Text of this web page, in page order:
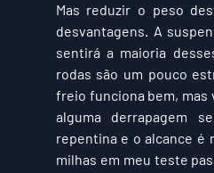
Mas reduzir o peso
desvantagens. A
sentirá a maioria
rodas são um pouco
freio funciona bem, mas
alguma derrapagem
repentina e o alcance é
milhas em meu teste